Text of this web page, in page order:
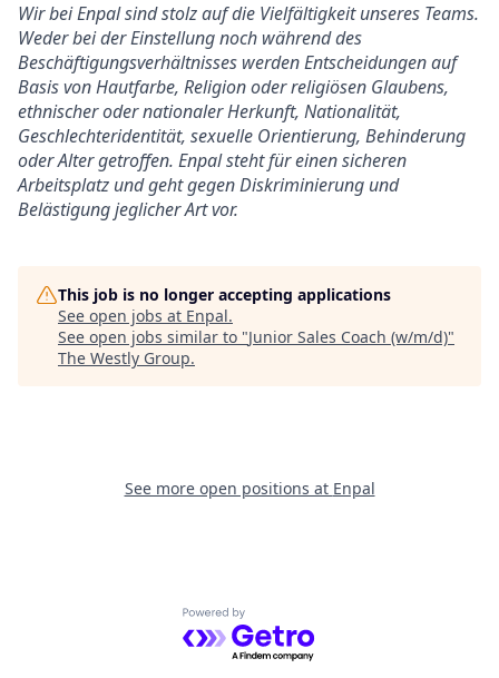
Wir bei Enpal sind stolz auf die Vielfältigkeit unseres Teams.
Weder bei der Einstellung noch während des
Beschäftigungsverhältnisses werden Entscheidungen auf
Basis von Hautfarbe, Religion oder religiösen Glaubens,
ethnischer oder nationaler Herkunft, Nationalität,
Geschlechteridentität, sexuelle Orientierung, Behinderung
oder Alter getroffen. Enpal steht für einen sicheren
Arbeitsplatz und geht gegen Diskriminierung und
Belästigung jeglicher Art vor.
This job is no longer accepting applications
See open jobs at Enpal.
See open jobs similar to "Junior Sales Coach (w/m/d)"
The Westly Group.
See more open positions at Enpal
Powered by Getro.com